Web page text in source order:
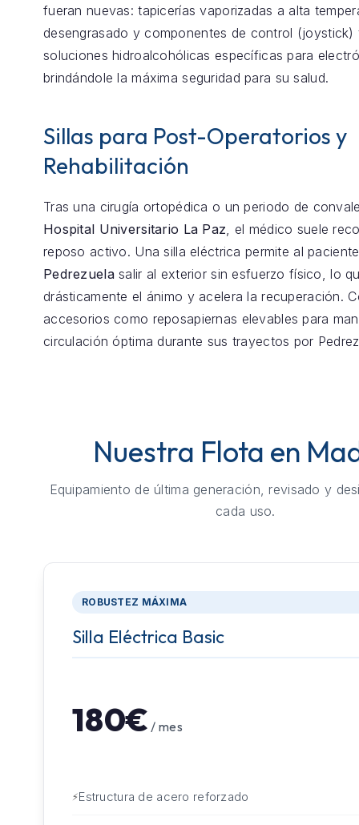
fueran nuevas: tapicerías vaporizadas a alta
desengrasado y componentes de control
soluciones hidroalcohólicas específicas para
brindándole la máxima seguridad para su salud.
Sillas para Post-Operatorios y
Rehabilitación
Tras una cirugía ortopédica o un periodo de
Hospital Universitario La Paz, el médico suele
reposo activo. Una silla eléctrica permite al
Pedrezuelasalir al exterior sin esfuerzo físico, lo
drásticamente el ánimo y acelera la recuperación.
accesorios como reposapiernas elevables para
circulación óptima durante sus trayectos por
Nuestra Flota en
Equipamiento de última generación, revisado y
cada uso.
ROBUSTEZ MÁXIMA
Silla Eléctrica Basic
180€ / mes
Estructura de acero reforzado